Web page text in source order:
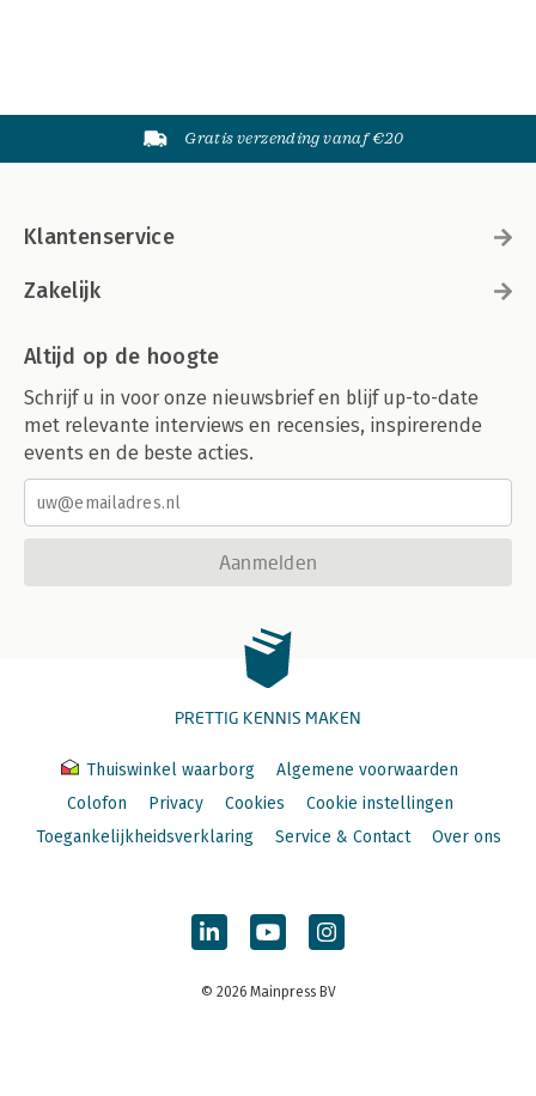
Gratis verzending vanaf €20
Klantenservice
Zakelijk
Altijd op de hoogte
Schrijf u in voor onze nieuwsbrief en blijf up-to-date
met relevante interviews en recensies, inspirerende
events en de beste acties.
Aanmelden
PRETTIG KENNIS MAKEN
Thuiswinkel waarborg
Algemene voorwaarden
Colofon
Privacy Cookies
Cookie instellingen
Toegankelijkheidsverklaring
Service & Contact Over ons
© 2026 Mainpress BV